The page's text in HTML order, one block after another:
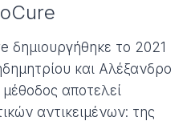
δημιουργήθηκε το 2021
και Αλέξανδρο
αποτελεί
αντικειμένων: της